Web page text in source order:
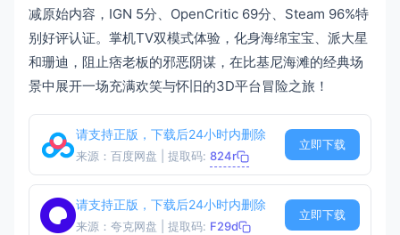
减原始内容，IGN 5分、OpenCritic 69分、Steam 96%特
别好评认证。掌机TV双模式体验，化身海绵宝宝、派大星
和珊迪，阻止痞老板的邪恶阴谋，在比基尼海滩的经典场
景中展开一场充满欢笑与怀旧的3D平台冒险之旅！
请支持正版，下载后24小时内删除
来源：百度网盘 | 提取码: 824r
立即下载
请支持正版，下载后24小时内删除
来源：夸克网盘 | 提取码: F29d
立即下载